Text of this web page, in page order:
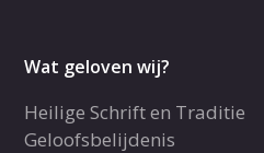
Wat geloven wij?
Heilige Schrift en Traditie
Geloofsbelijdenis